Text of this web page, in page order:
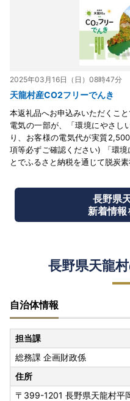
2025年03月16日（日）08時47分
天龍村産CO2フリーでんき
本返礼品へお申込みいただくこ
電気の一部が、「環境にやさし
り、お客様の電気代が実質
項等必ずご確認ください) 「環
とでふるさと納税を通じて脱炭
長野県
新着情報
長野県天龍
自治体情報
担当課
総務課 企画財政係
住所
〒399-1201 長野県天龍村平